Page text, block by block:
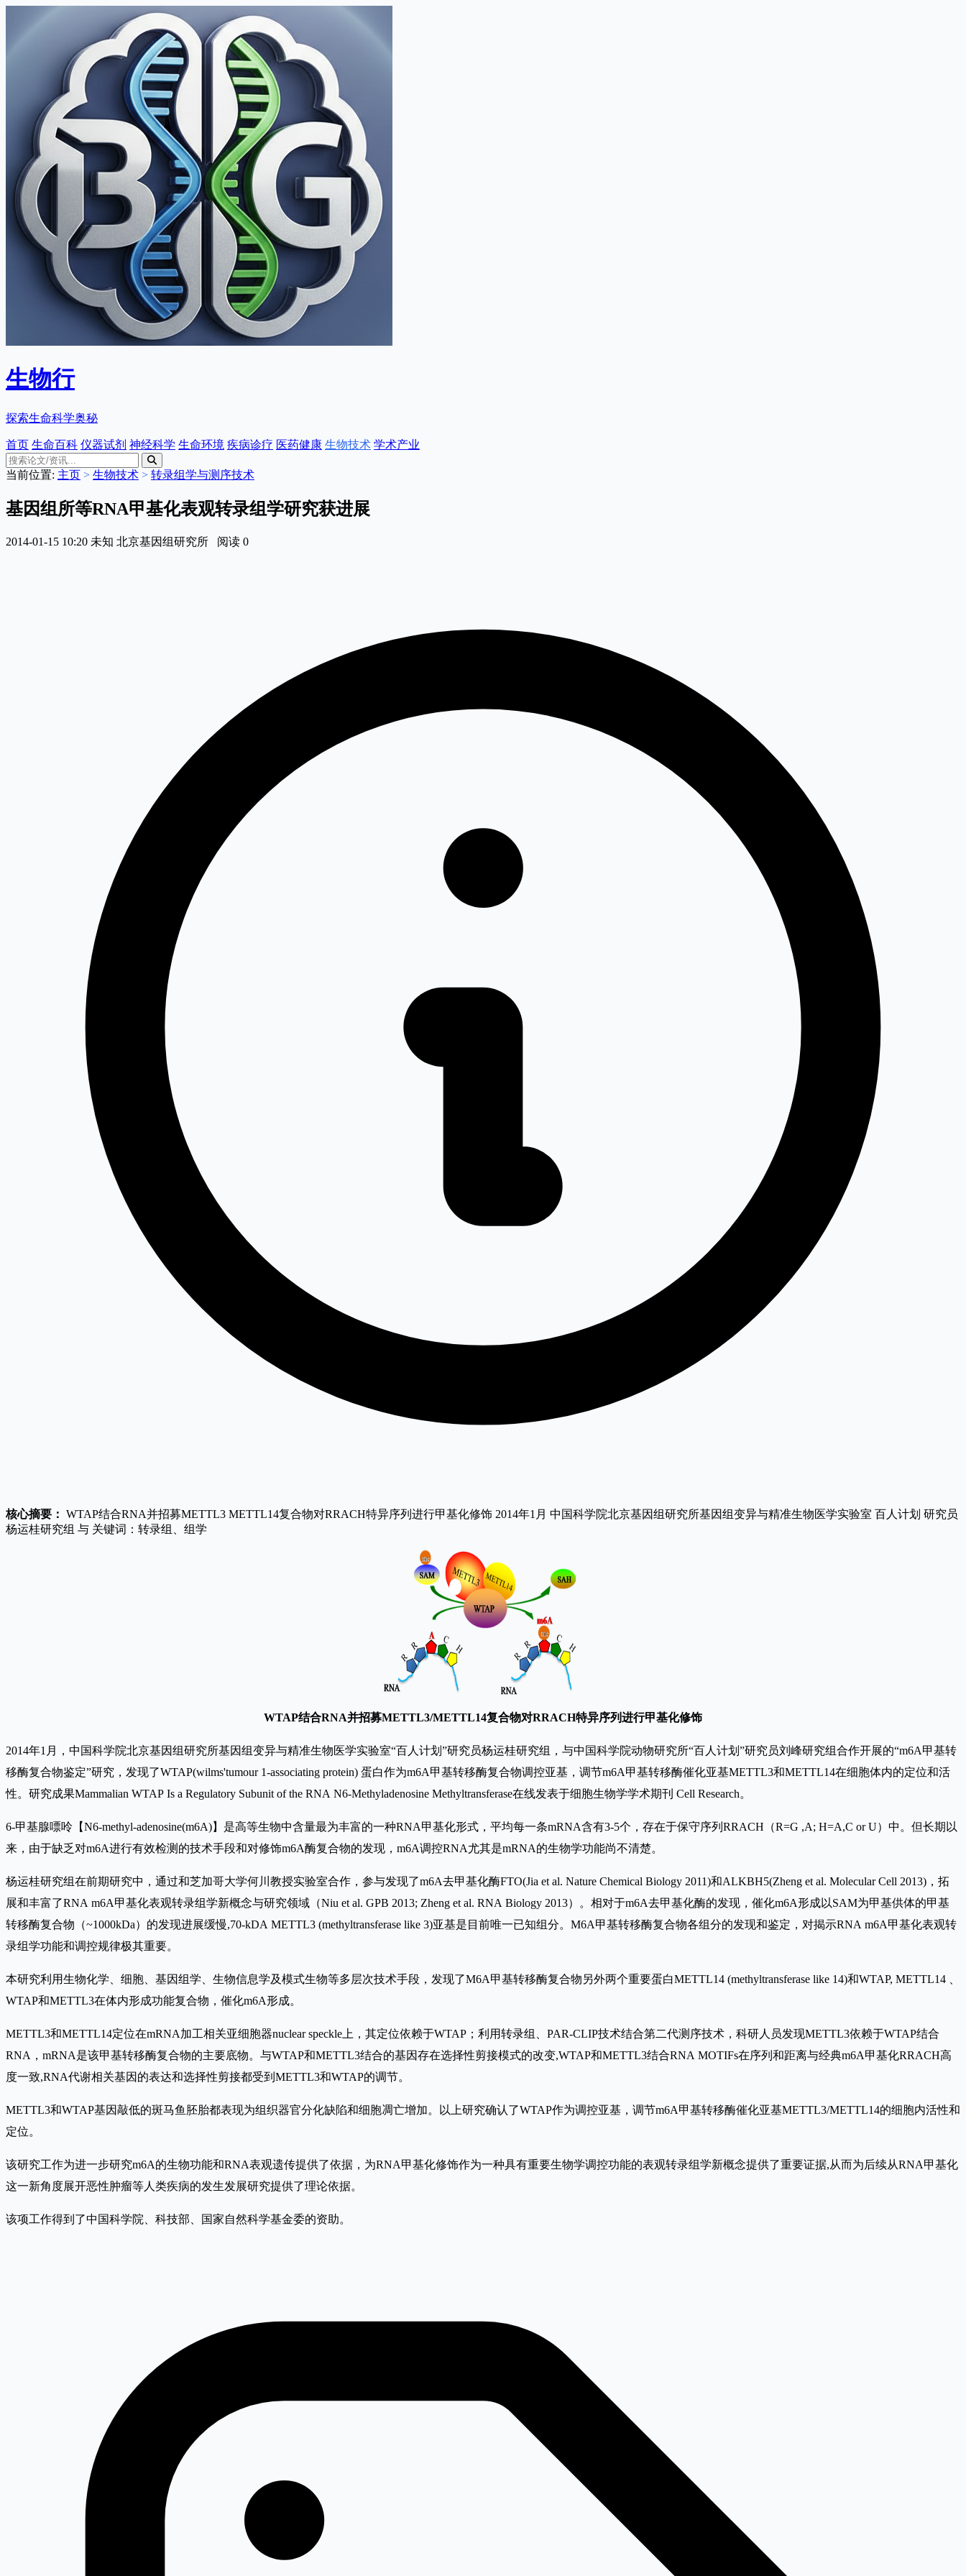
生物行
探索生命科学奥秘
首页 生命百科 仪器试剂 神经科学 生命环境 疾病诊疗 医药健康 生物技术 学术产业
当前位置: 主页 > 生物技术 > 转录组学与测序技术
基因组所等RNA甲基化表观转录组学研究获进展
2014-01-15 10:20 未知 北京基因组研究所 阅读 0
核心摘要： WTAP结合RNA并招募METTL3 METTL14复合物对RRACH特异序列进行甲基化修饰 2014年1月 中国科学院北京基因组研究所基因组变异与精准生物医学实验室 百人计划 研究员
杨运桂研究组 与 关键词：转录组、组学
WTAP结合RNA并招募METTL3/METTL14复合物对RRACH特异序列进行甲基化修饰
2014年1月，中国科学院北京基因组研究所基因组变异与精准生物医学实验室“百人计划”研究员杨运桂研究组，与中国科学院动物研究所“百人计划”研究员刘峰研究组合作开展的“m6A甲基转
移酶复合物鉴定”研究，发现了WTAP(wilms'tumour 1-associating protein) 蛋白作为m6A甲基转移酶复合物调控亚基，调节m6A甲基转移酶催化亚基METTL3和METTL14在细胞体内的定位和活
性。研究成果Mammalian WTAP Is a Regulatory Subunit of the RNA N6-Methyladenosine Methyltransferase在线发表于细胞生物学学术期刊 Cell Research。
6-甲基腺嘌呤【N6-methyl-adenosine(m6A)】是高等生物中含量最为丰富的一种RNA甲基化形式，平均每一条mRNA含有3-5个，存在于保守序列RRACH（R=G ,A; H=A,C or U）中。但长期以
来，由于缺乏对m6A进行有效检测的技术手段和对修饰m6A酶复合物的发现，m6A调控RNA尤其是mRNA的生物学功能尚不清楚。
杨运桂研究组在前期研究中，通过和芝加哥大学何川教授实验室合作，参与发现了m6A去甲基化酶FTO(Jia et al. Nature Chemical Biology 2011)和ALKBH5(Zheng et al. Molecular Cell 2013)，拓
展和丰富了RNA m6A甲基化表观转录组学新概念与研究领域（Niu et al. GPB 2013; Zheng et al. RNA Biology 2013）。相对于m6A去甲基化酶的发现，催化m6A形成以SAM为甲基供体的甲基
转移酶复合物（~1000kDa）的发现进展缓慢,70-kDA METTL3 (methyltransferase like 3)亚基是目前唯一已知组分。M6A甲基转移酶复合物各组分的发现和鉴定，对揭示RNA m6A甲基化表观转
录组学功能和调控规律极其重要。
本研究利用生物化学、细胞、基因组学、生物信息学及模式生物等多层次技术手段，发现了M6A甲基转移酶复合物另外两个重要蛋白METTL14 (methyltransferase like 14)和WTAP, METTL14 、
WTAP和METTL3在体内形成功能复合物，催化m6A形成。
METTL3和METTL14定位在mRNA加工相关亚细胞器nuclear speckle上，其定位依赖于WTAP；利用转录组、PAR-CLIP技术结合第二代测序技术，科研人员发现METTL3依赖于WTAP结合
RNA，mRNA是该甲基转移酶复合物的主要底物。与WTAP和METTL3结合的基因存在选择性剪接模式的改变,WTAP和METTL3结合RNA MOTIFs在序列和距离与经典m6A甲基化RRACH高
度一致,RNA代谢相关基因的表达和选择性剪接都受到METTL3和WTAP的调节。
METTL3和WTAP基因敲低的斑马鱼胚胎都表现为组织器官分化缺陷和细胞凋亡增加。以上研究确认了WTAP作为调控亚基，调节m6A甲基转移酶催化亚基METTL3/METTL14的细胞内活性和
定位。
该研究工作为进一步研究m6A的生物功能和RNA表观遗传提供了依据，为RNA甲基化修饰作为一种具有重要生物学调控功能的表观转录组学新概念提供了重要证据,从而为后续从RNA甲基化
这一新角度展开恶性肿瘤等人类疾病的发生发展研究提供了理论依据。
该项工作得到了中国科学院、科技部、国家自然科学基金委的资助。